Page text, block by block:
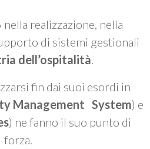
realizzazione, nella
di sistemi gestionali
dell’ospitalità
fin dai suoi esordi in
Management System) e
) ne fanno il suo punto di
forza.